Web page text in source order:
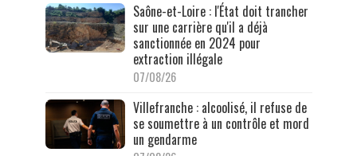
Saône-et-Loire : l'État doit trancher
sur une carrière qu'il a déjà
sanctionnée en 2024 pour
extraction illégale
07/08/26
Villefranche : alcoolisé, il refuse de
se soumettre à un contrôle et mord
un gendarme